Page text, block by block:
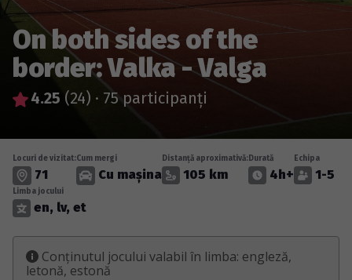
On both sides of the
border: Valka - Valga
4.25 (24) · 75 participanți
Locuri de vizitat:
71
Cum mergi
Cu mașina
Distanță aproximativă:
105 km
Durată
4h+
Echipa
1-5
Limba jocului
en, lv, et
Conținutul jocului valabil în limba: engleză,
letonă, estonă